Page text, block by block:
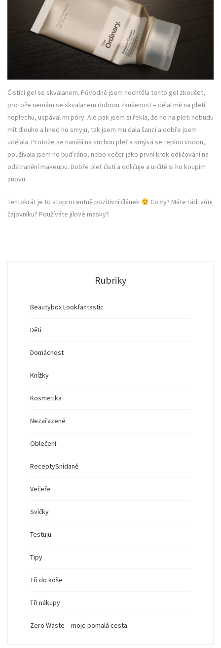
Čistící gel se skvalanem. Původně jsem nechtěla tento gel zkoušet,
protože nemám se skvalanem dobrou zkušenost – dělal mě na pleti
neplechu, ucpával mi póry. Ale pak jsem si řekla, že ho na pleti nebudu
mít dlouho a hned ho smyju, tak jsem mu dala šanci a dobře jsem
udělala. Protože se nanáší na suchou pleť a smývá se teplou vodou,
používala jsem ho buď ráno, nebo večer jako první krok odličování na
odstranění makeupu. Dobře pleť čistí a odličuje a určitě si ho koupím
znovu.
Tentokrát je to stoprocentně pozitivní článek
Co vy? Máte rádi vůni
čajovníku? Používáte jílové masky?
Rubriky
Beautybox Lookfantastic
Děti
Domácnost
Knížky
Kosmetika
Nezařazené
Oblečení
ReceptySnídaně
Večeře
Svíčky
Testuju
Tipy
Tři do koše
Tři nákupy
Zero Waste – moje pomalá cesta